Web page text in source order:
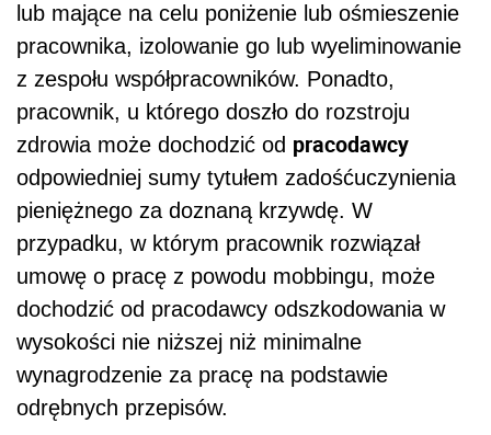
lub mające na celu poniżenie lub ośmieszenie
pracownika, izolowanie go lub wyeliminowanie
z zespołu współpracowników. Ponadto,
pracownik, u którego doszło do rozstroju
zdrowia może dochodzić od pracodawcy
odpowiedniej sumy tytułem zadośćuczynienia
pieniężnego za doznaną krzywdę. W
przypadku, w którym pracownik rozwiązał
umowę o pracę z powodu mobbingu, może
dochodzić od pracodawcy odszkodowania w
wysokości nie niższej niż minimalne
wynagrodzenie za pracę na podstawie
odrębnych przepisów.